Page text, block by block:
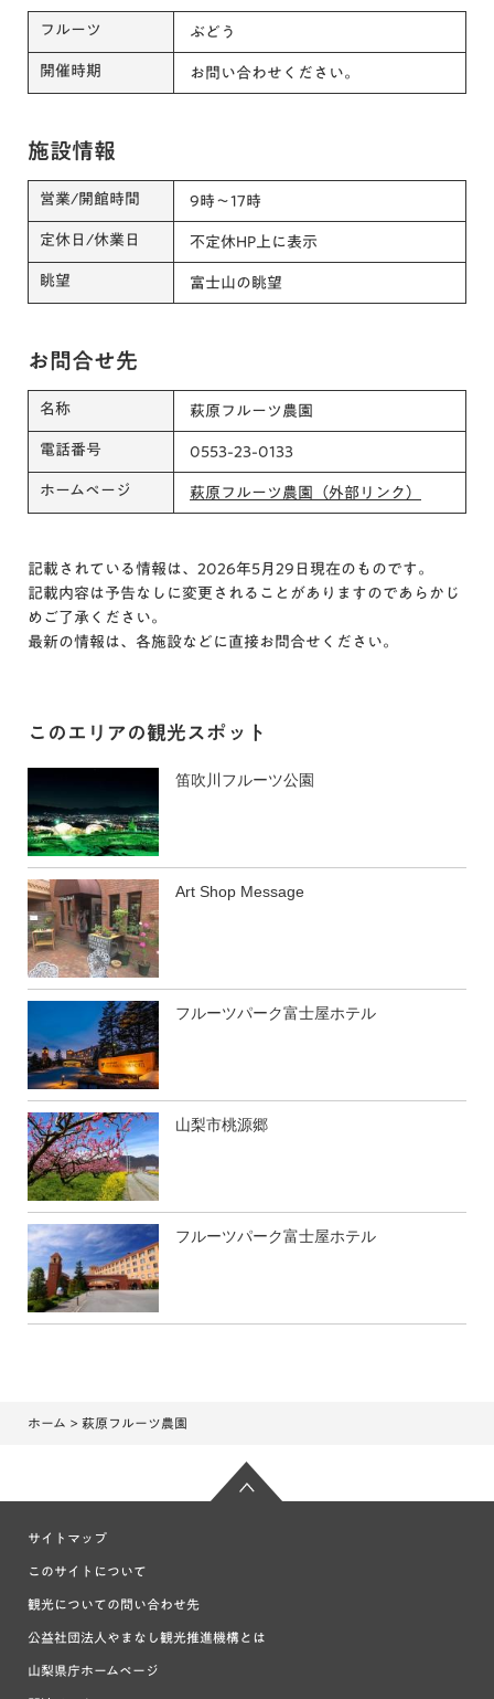
フルーツ ぶどう
開催時期 お問い合わせください。
施設情報
営業/開館時間 9時～17時
定休日/休業日 不定休HP上に表示
眺望 富士山の眺望
お問合せ先
名称 萩原フルーツ農園
電話番号 0553-23-0133
ホームページ 萩原フルーツ農園（外部リンク）
記載されている情報は、2026年5月29日現在のものです。
記載内容は予告なしに変更されることがありますのであらかじ
めご了承ください。
最新の情報は、各施設などに直接お問合せください。
このエリアの観光スポット
笛吹川フルーツ公園
Art Shop Message
フルーツパーク富士屋ホテル
山梨市桃源郷
フルーツパーク富士屋ホテル
ホーム > 萩原フルーツ農園
サイトマップ
このサイトについて
観光についての問い合わせ先
公益社団法人やまなし観光推進機構とは
山梨県庁ホームページ